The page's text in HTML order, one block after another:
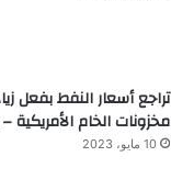
تراجع أسعار النفط بفعل
مخزونات الخام الأمريكية
10 مايو، 2023